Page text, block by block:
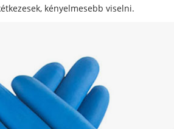
kényelmesebb viselni.